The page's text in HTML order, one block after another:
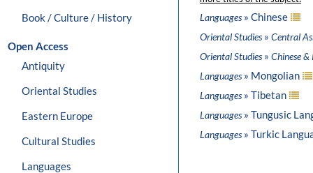
Book / Culture / History
Open Access
Antiquity
Oriental Studies
Eastern Europe
Cultural Studies
Languages
Languages» Chinese
Oriental Studies» Central
Oriental Studies» Chinese &
Languages» Mongolian
Languages» Tibetan
Languages» Tungusic
Languages» Turkic